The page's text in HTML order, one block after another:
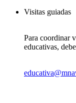
Visitas guiadas
Para coordinar
educativas,